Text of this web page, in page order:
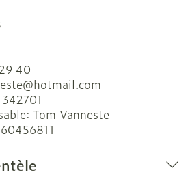
40
hotmail.com
342701
Tom Vanneste